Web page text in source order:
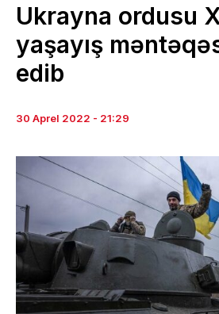
Ukrayna ordusu
yaşayış
edib
30 Aprel 2022 - 21:29